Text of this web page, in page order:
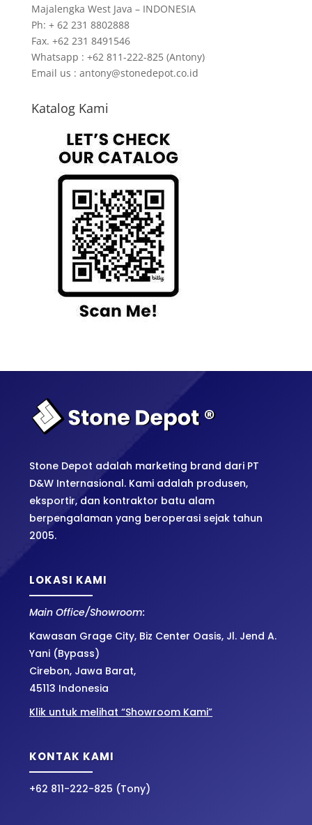
Majalengka West Java – INDONESIA
Ph: + 62 231 8802888
Fax. +62 231 8491546
Whatsapp : +62 811-222-825 (Antony)
Email us : antony@stonedepot.co.id
Katalog Kami
Stone Depot adalah marketing brand dari PT
D&W Internasional. Kami adalah produsen,
eksportir, dan kontraktor batu alam
berpengalaman yang beroperasi sejak tahun
2005.
LOKASI KAMI
Main Office/Showroom:
Kawasan Grage City, Biz Center Oasis, Jl. Jend A.
Yani (Bypass)
Cirebon, Jawa Barat,
45113 Indonesia
Klik untuk melihat “Showroom Kami”
KONTAK KAMI
+62 811-222-825 (Tony)